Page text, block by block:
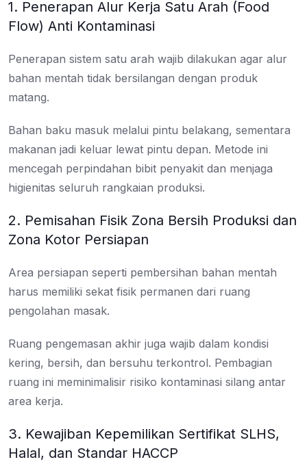
1. Penerapan Alur Kerja Satu Arah (Food
Flow) Anti Kontaminasi
Penerapan sistem satu arah wajib dilakukan agar alur
bahan mentah tidak bersilangan dengan produk
matang.
Bahan baku masuk melalui pintu belakang, sementara
makanan jadi keluar lewat pintu depan. Metode ini
mencegah perpindahan bibit penyakit dan menjaga
higienitas seluruh rangkaian produksi.
2. Pemisahan Fisik Zona Bersih Produksi dan
Zona Kotor Persiapan
Area persiapan seperti pembersihan bahan mentah
harus memiliki sekat fisik permanen dari ruang
pengolahan masak.
Ruang pengemasan akhir juga wajib dalam kondisi
kering, bersih, dan bersuhu terkontrol. Pembagian
ruang ini meminimalisir risiko kontaminasi silang antar
area kerja.
3. Kewajiban Kepemilikan Sertifikat SLHS,
Halal, dan Standar HACCP